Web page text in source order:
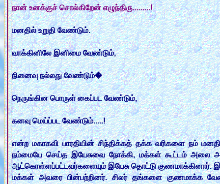
நான் உனக்குச் சொல்கிறேன் எழுந்திரு.........!
மனதில் உறுதி வேண்டும்.
வாக்கினிலே இனிமை வேண்டும்,
நினைவு நல்லது வேண்டும்�
நெருங்கின பொருள் கைப்பட வேண்டும்,
கனவு மெய்ப்பட வேண்டும்.....!
என்ற மகாகவி பாரதியின் சிந்திக்கத் தக்க வரிகளை நம்
நம்மையே செய்த இயேசுவை நோக்கி, மக்கள் கூட்டம் அலை
ஆட்கொள்ளப்பட்டவர்களையும் இயேசு தொட்டு குணமாக்கினார்.
மக்கள் அவரை பின்பற்றினர். சிலர் தங்களை குணமாக்க